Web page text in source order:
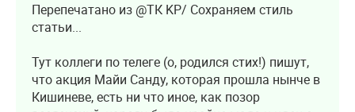
Перепечатано из @ТК KP/ Сохраняем стиль
статьи...
Тут коллеги по телеге (о, родился стих!) пишут,
что акция Майи Санду, которая прошла нынче в
Кишиневе, есть ни что иное, как позор